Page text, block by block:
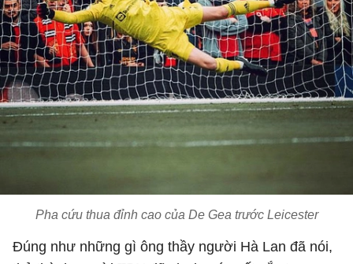
Pha cứu thua đỉnh cao của De Gea trước Leicester
Đúng như những gì ông thầy người Hà Lan đã nói,